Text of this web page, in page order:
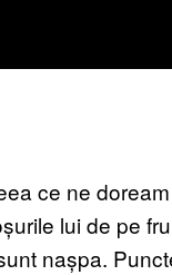
ce ne
lui de pe
nașpa.